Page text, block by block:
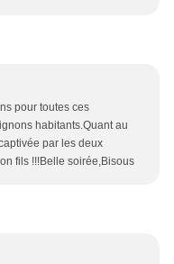
pour toutes ces
habitants.Quant au
par les deux
fils !!!Belle soirée,Bisous